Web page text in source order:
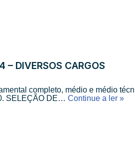
– DIVERSOS CARGOS
completo, médio e médio
SELEÇÃO DE… Continue a ler »